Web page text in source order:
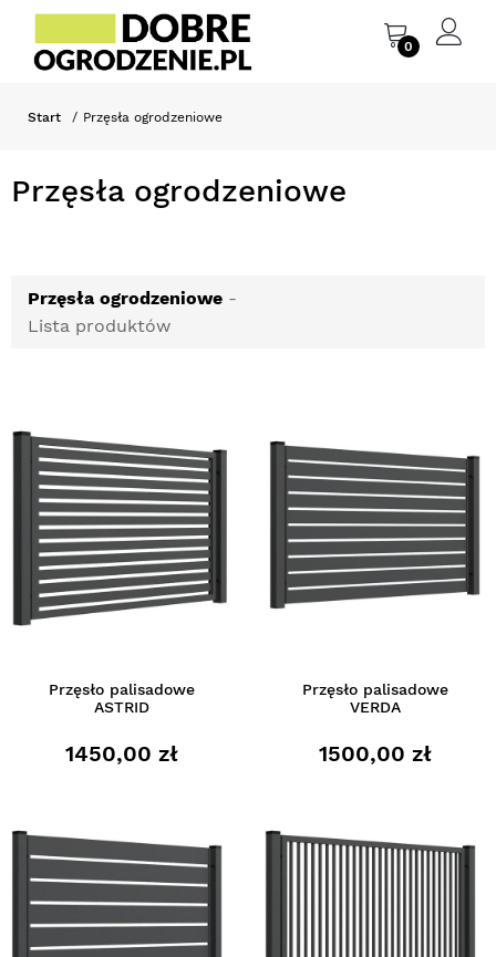
0
Start Przęsła ogrodzeniowe
Przęsła ogrodzeniowe
Przęsła ogrodzeniowe -
Lista produktów
Przęsło palisadowe
ASTRID
1450,00 zł
Przęsło palisadowe
VERDA
1500,00 zł